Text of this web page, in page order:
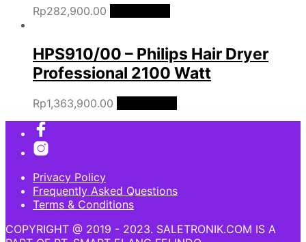
Rp282,900.00
HPS910/00 – Philips Hair Dryer
Professional 2100 Watt
Rp1,363,900.00
Privacy Policy
Frequently Asked Questions
Terms & Conditions
COPYRIGHT @ 2019 - 2023. SALETRONIK.COM IS A